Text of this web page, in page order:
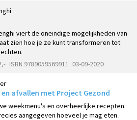
viert de oneindige mogelijkheden van
zien hoe je ze kunt transformeren tot
ISBN 9789059569911 03-09-2020
en afvallen met Project Gezond
weekmenu's en overheerlijke recepten.
aangegeven hoeveel je mag eten.